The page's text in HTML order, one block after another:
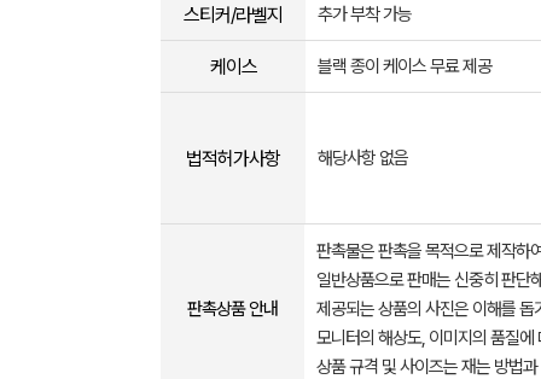
스티커/라벨지 추가 부착 가능
케이스 블랙 종이 케이스 무료 제공
법적허가사항 해당사항 없음
판촉상품 안내
판촉물은 판촉을 목적으로 제작하
일반상품으로 판매는 신중히 판단
제공되는 상품의 사진은 이해를
모니터의 해상도, 이미지의 품질
상품 규격 및 사이즈는 재는 방법